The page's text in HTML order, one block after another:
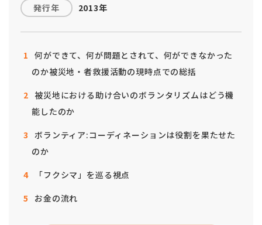
発行年 2013年
何ができて、何が問題とされて、何ができなかった
のか被災地・者救援活動の現時点での総括
被災地における助け合いのボランタリズムはどう機
能したのか
ボランティア:コーディネーションは役割を果たせた
のか
「フクシマ」を巡る視点
お金の流れ